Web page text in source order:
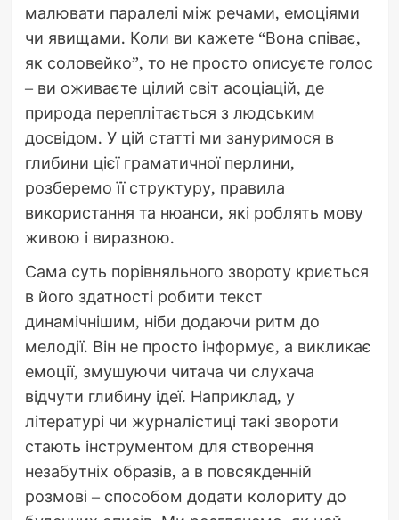
малювати паралелі між речами, емоціями
чи явищами. Коли ви кажете “Вона співає,
як соловейко”, то не просто описуєте голос
– ви оживаєте цілий світ асоціацій, де
природа переплітається з людським
досвідом. У цій статті ми зануримося в
глибини цієї граматичної перлини,
розберемо її структуру, правила
використання та нюанси, які роблять мову
живою і виразною.
Сама суть порівняльного звороту криється
в його здатності робити текст
динамічнішим, ніби додаючи ритм до
мелодії. Він не просто інформує, а викликає
емоції, змушуючи читача чи слухача
відчути глибину ідеї. Наприклад, у
літературі чи журналістиці такі звороти
стають інструментом для створення
незабутніх образів, а в повсякденній
розмові – способом додати колориту до